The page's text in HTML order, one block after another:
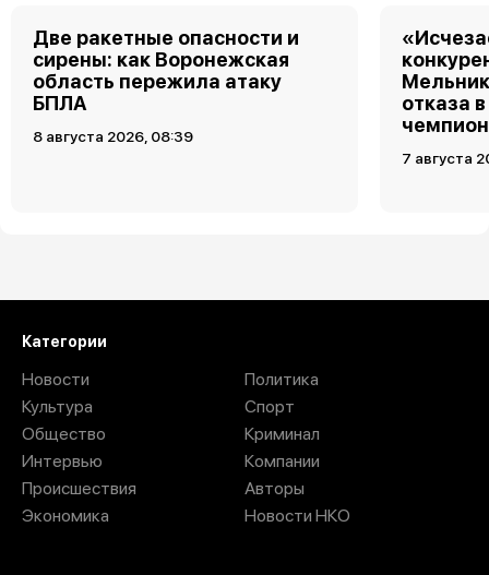
Две ракетные опасности и
сирены: как Воронежская
область пережила атаку
БПЛА
8 августа 2026, 08:39
отказа
7 августа
Категории
Новости
Культура
Общество
Интервью
Происшествия
Экономика
Политика
Спорт
Криминал
Компании
Авторы
Новости НКО